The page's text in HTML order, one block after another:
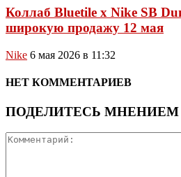
Коллаб Bluetile x Nike SB
широкую продажу 12 мая
Nike 6 мая 2026 в 11:32
НЕТ КОММЕНТАРИЕВ
ПОДЕЛИТЕСЬ МНЕНИЕМ